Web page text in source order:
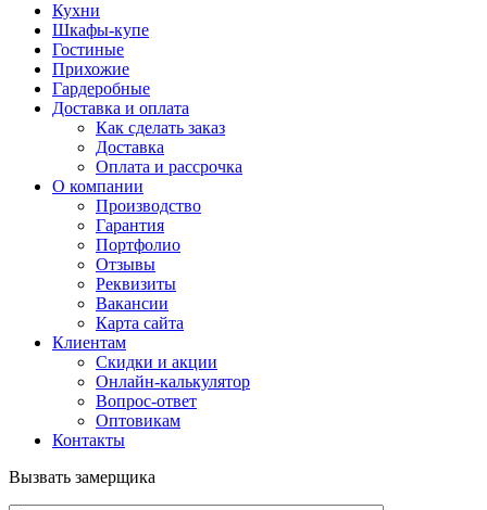
Кухни
Шкафы-купе
Гостиные
Прихожие
Гардеробные
Доставка и оплата
Как сделать заказ
Доставка
Оплата и рассрочка
О компании
Производство
Гарантия
Портфолио
Отзывы
Реквизиты
Вакансии
Карта сайта
Клиентам
Скидки и акции
Онлайн-калькулятор
Вопрос-ответ
Оптовикам
Контакты
Вызвать замерщика